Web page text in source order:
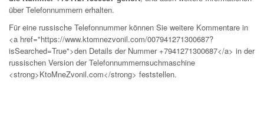
über Telefonnummern erhalten.
Für eine russische Telefonnummer können Sie weitere Kommentare in
<a href="https://www.ktomnezvonil.com/007941271300687?
isSearched=True">den Details der Nummer +7941271300687</a> in der
russischen Version der Telefonnummernsuchmaschine
<strong>KtoMneZvonil.com</strong> feststellen.